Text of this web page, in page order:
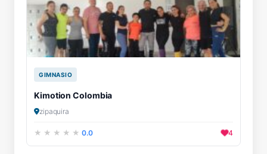
GIMNASIO
Kimotion Colombia
zipaquira
0.0 4